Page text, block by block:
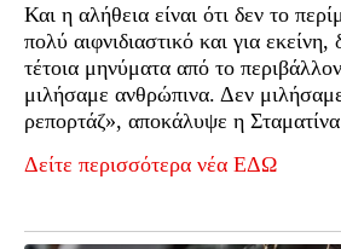
Και η αλήθεια είναι ότι δεν το
πολύ αιφνιδιαστικό και για εκείνη,
τέτοια μηνύματα από το
μιλήσαμε ανθρώπινα. Δεν
ρεπορτάζ», αποκάλυψε η Σταματίνα
Δείτε περισσότερα νέα ΕΔΩ